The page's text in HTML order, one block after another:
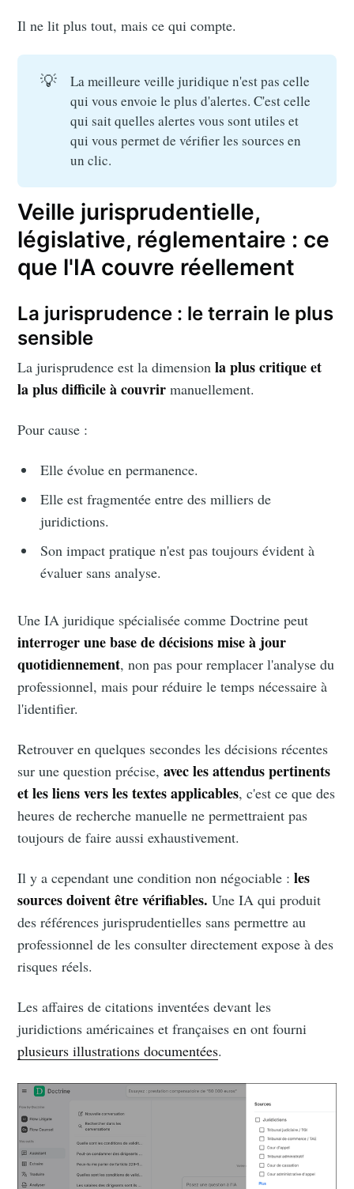
Il ne lit plus tout, mais ce qui compte.
💡
La meilleure veille juridique n'est pas celle
qui vous envoie le plus d'alertes. C'est celle
qui sait quelles alertes vous sont utiles et
qui vous permet de vérifier les sources en
un clic.
Veille jurisprudentielle,
législative, réglementaire : ce
que l'IA couvre réellement
La jurisprudence : le terrain le plus
sensible
La jurisprudence est la dimensionla plus critique et
la plus difficile à couvrirmanuellement.
Pour cause :
Elle évolue en permanence.
Elle est fragmentée entre des milliers de
juridictions.
Son impact pratique n'est pas toujours évident à
évaluer sans analyse.
Une IA juridique spécialisée comme Doctrine peut
interroger une base de décisions mise à jour
quotidiennement, non pas pour remplacer l'analyse du
professionnel, mais pour réduire le temps nécessaire à
l'identifier.
Retrouver en quelques secondes les décisions récentes
sur une question précise,avec les attendus pertinents
et les liens vers les textes applicables, c'est ce que des
heures de recherche manuelle ne permettraient pas
toujours de faire aussi exhaustivement.
Il y a cependant une condition non négociable :les
sources doivent être vérifiables.Une IA qui produit
des références jurisprudentielles sans permettre au
professionnel de les consulter directement expose à des
risques réels.
Les affaires de citations inventées devant les
juridictions américaines et françaises en ont fourni
plusieurs illustrations documentées.
Subscribe to
Doctrine le